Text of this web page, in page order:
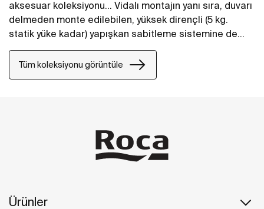
aksesuar koleksiyonu... Vidalı montajın yanı sıra, duvarı
delmeden monte edilebilen, yüksek dirençli (5 kg.
statik yüke kadar) yapışkan sabitleme sistemine de
sahiptir. Ev banyoları, kamusal alanlar ve hareket
kabiliyeti kısıtlı kişiler için mükemmel bir seçenek.
Tüm koleksiyonu görüntüle
Ürünler